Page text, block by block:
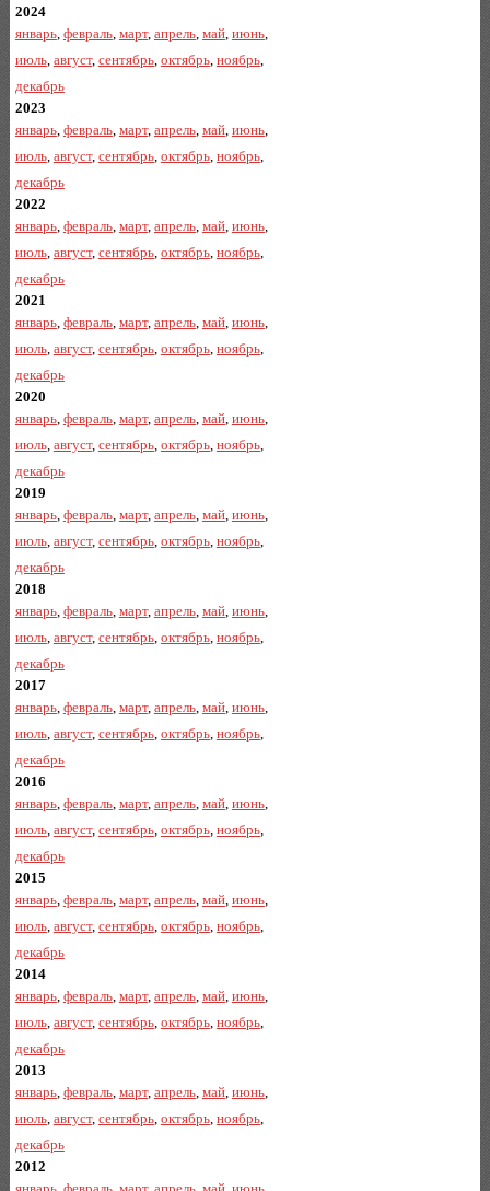
2024
январь, февраль, март, апрель, май, июнь,
июль, август, сентябрь, октябрь, ноябрь,
декабрь
2023
январь, февраль, март, апрель, май, июнь,
июль, август, сентябрь, октябрь, ноябрь,
декабрь
2022
январь, февраль, март, апрель, май, июнь,
июль, август, сентябрь, октябрь, ноябрь,
декабрь
2021
январь, февраль, март, апрель, май, июнь,
июль, август, сентябрь, октябрь, ноябрь,
декабрь
2020
январь, февраль, март, апрель, май, июнь,
июль, август, сентябрь, октябрь, ноябрь,
декабрь
2019
январь, февраль, март, апрель, май, июнь,
июль, август, сентябрь, октябрь, ноябрь,
декабрь
2018
январь, февраль, март, апрель, май, июнь,
июль, август, сентябрь, октябрь, ноябрь,
декабрь
2017
январь, февраль, март, апрель, май, июнь,
июль, август, сентябрь, октябрь, ноябрь,
декабрь
2016
январь, февраль, март, апрель, май, июнь,
июль, август, сентябрь, октябрь, ноябрь,
декабрь
2015
январь, февраль, март, апрель, май, июнь,
июль, август, сентябрь, октябрь, ноябрь,
декабрь
2014
январь, февраль, март, апрель, май, июнь,
июль, август, сентябрь, октябрь, ноябрь,
декабрь
2013
январь, февраль, март, апрель, май, июнь,
июль, август, сентябрь, октябрь, ноябрь,
декабрь
2012